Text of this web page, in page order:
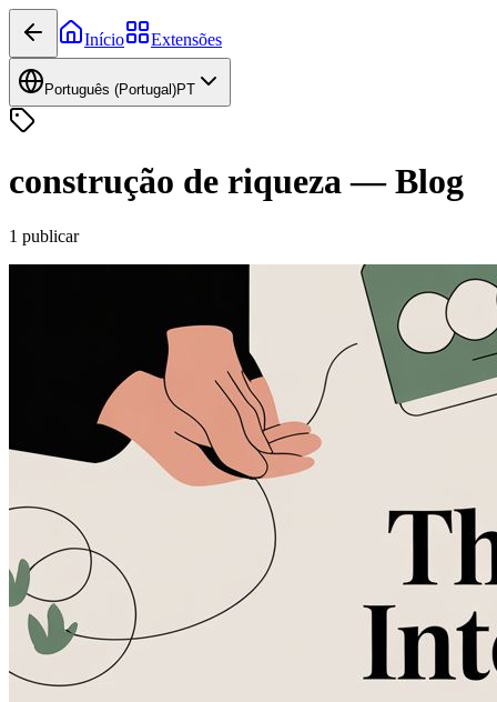
Início Extensões
Português (Portugal)PT
construção de riqueza—Blog
1 publicar